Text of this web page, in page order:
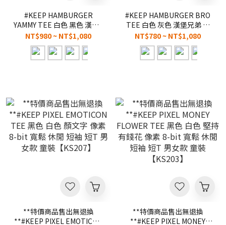
#KEEP HAMBURGER
YAMMY TEE 白色 黑色 漢堡1
號餐 印花 童裝 成人 短
T【KS225】
NT$980 ~ NT$1,080
#KEEP HAMBURGER BRO
TEE 白色 灰色 漢堡兄弟 插
畫 印花 短T 男女款 童裝
【KS222】
NT$780 ~ NT$1,080
**特價商品售出無退換
**#KEEP PIXEL EMOTICON
**特價商品售出無退換
**#KEEP PIXEL MONEY